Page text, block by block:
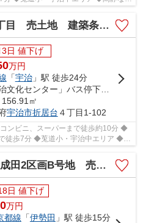
売土地 建築条件無し
3日 値下げ
万円
「宇治」駅 徒歩24分
「宇治文化センター」バス停下車 徒歩7分
㎡
宇治市折居台 ４丁目1-102
ンビニ、スーパーまで徒歩約10分 ◆
徒歩7分 ◆莵道小・宇治中エリア ◆閑
B号地 売土地 建築条件付き
日 値下げ
万円
都線 「伊勢田 」駅 徒歩15分